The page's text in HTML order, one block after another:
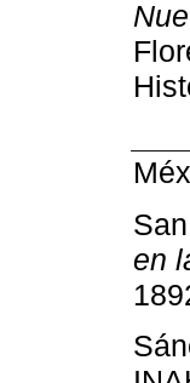
en